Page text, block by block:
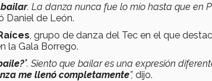
bailar. La danza nunca fue lo mío hasta que en
Daniel de León.
, grupo de danza del Tec en el que
la Gala Borrego.
. Siento que bailar es una expresión
me llenó completamente”, dijo.